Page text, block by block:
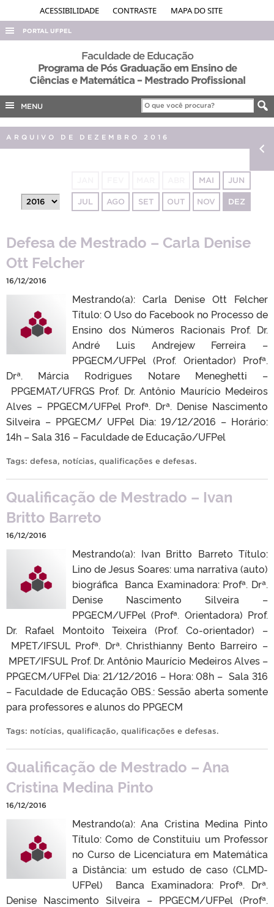
ACESSIBILIDADE CONTRASTE MAPA DO SITE
PORTAL UFPEL
ACESSO À INFORMAÇÃO
AUDITORIA
EDITAIS
PORTARIAS
Faculdade de Educação
Programa de Pós Graduação em Ensino de
Ciências e Matemática – Mestrado Profissional
MENU
ARQUIVO DE DEZEMBRO 2016
MAI JUN
JUL AGO SET OUT NOV DEZ
Defesa de Mestrado – Carla Denise
Ott Felcher
16/12/2016
Mestrando(a): Carla Denise Ott Felcher
Título: O Uso do Facebook no Processo de
Ensino dos Números Racionais Prof. Dr.
André Luis Andrejew Ferreira –
PPGECM/UFPel (Prof. Orientador) Profª.
Drª. Márcia Rodrigues Notare Meneghetti –
PPGEMAT/UFRGS Prof. Dr. Antônio Maurício Medeiros
Alves – PPGECM/UFPel Profª. Drª. Denise Nascimento
Silveira – PPGECM/ UFPel Dia: 19/12/2016 – Horário:
14h – Sala 316 – Faculdade de Educação/UFPel
Tags: defesa, notícias, qualificações e defesas.
Qualificação de Mestrado – Ivan
Britto Barreto
16/12/2016
Mestrando(a): Ivan Britto Barreto Título:
Lino de Jesus Soares: uma narrativa (auto)
biográfica Banca Examinadora: Profª. Drª.
Denise Nascimento Silveira –
PPGECM/UFPel (Profª. Orientadora) Prof.
Dr. Rafael Montoito Teixeira (Prof. Co-orientador) –
MPET/IFSUL Profª. Drª. Christhianny Bento Barreiro –
MPET/IFSUL Prof. Dr. Antônio Maurício Medeiros Alves –
PPGECM/UFPel Dia: 21/12/2016 – Hora: 08h – Sala 316
– Faculdade de Educação OBS.: Sessão aberta somente
para professores e alunos do PPGECM
Tags: notícias, qualificação, qualificações e defesas.
Qualificação de Mestrado – Ana
Cristina Medina Pinto
16/12/2016
Mestrando(a): Ana Cristina Medina Pinto
Título: Como de Constituiu um Professor
no Curso de Licenciatura em Matemática
a Distância: um estudo de caso (CLMD-
UFPel) Banca Examinadora: Profª. Drª.
Denise Nascimento Silveira – PPGECM/UFPel (Profª.